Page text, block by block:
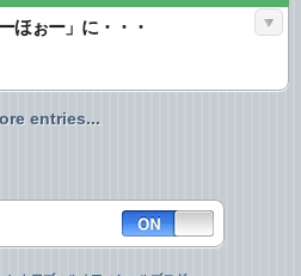
ほぉー」に・・・
entries...